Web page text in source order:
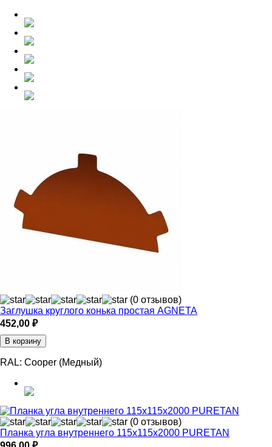
(0 отзывов)
Заглушка круглого конька простая AGNETA
452,00 ₽
В корзину
RAL: Cooper (Медный)
(0 отзывов)
Планка угла внутреннего 115х115х2000 PURETAN